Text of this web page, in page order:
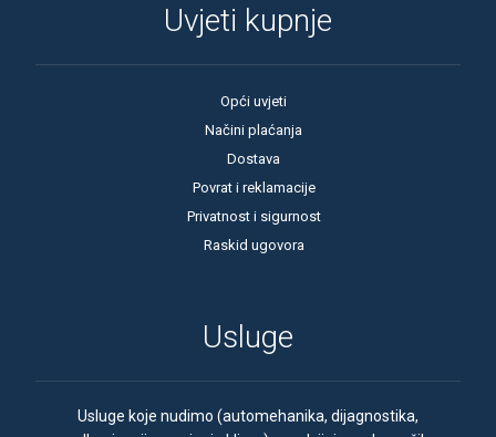
Uvjeti kupnje
Opći uvjeti
Načini plaćanja
Dostava
Povrat i reklamacije
Privatnost i sigurnost
Raskid ugovora
Usluge
Usluge koje nudimo (automehanika, dijagnostika,